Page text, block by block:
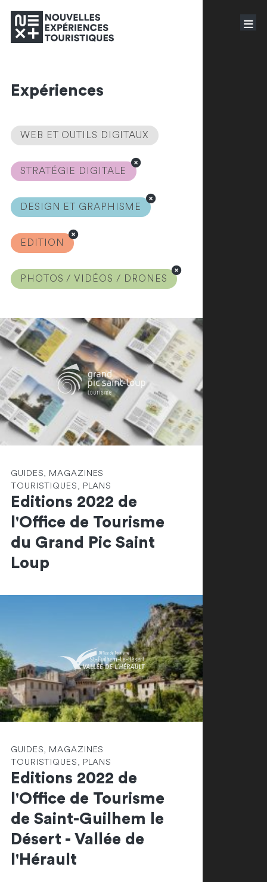
Expériences
WEB ET OUTILS DIGITAUX
STRATÉGIE DIGITALE
DESIGN ET GRAPHISME
EDITION
PHOTOS / VIDÉOS / DRONES
GUIDES, MAGAZINES
TOURISTIQUES, PLANS
Editions 2022 de
l'Office de Tourisme
du Grand Pic Saint
Loup
GUIDES, MAGAZINES
TOURISTIQUES, PLANS
Editions 2022 de
l'Office de Tourisme
de Saint-Guilhem le
Désert - Vallée de
l'Hérault